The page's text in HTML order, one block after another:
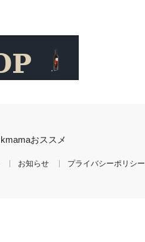
kmamaおススメ
お知らせ プライバシーポリシー